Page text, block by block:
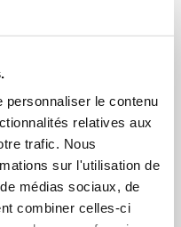
personnaliser le contenu
relatives aux
trafic. Nous
sur l'utilisation de
médias sociaux, de
combiner celles-ci
de la compagnie.
se diversifie dans les
logicielles (Android,
massivement dans l’IA
dans ses produits.
progresser de
investisseurs. Le cours